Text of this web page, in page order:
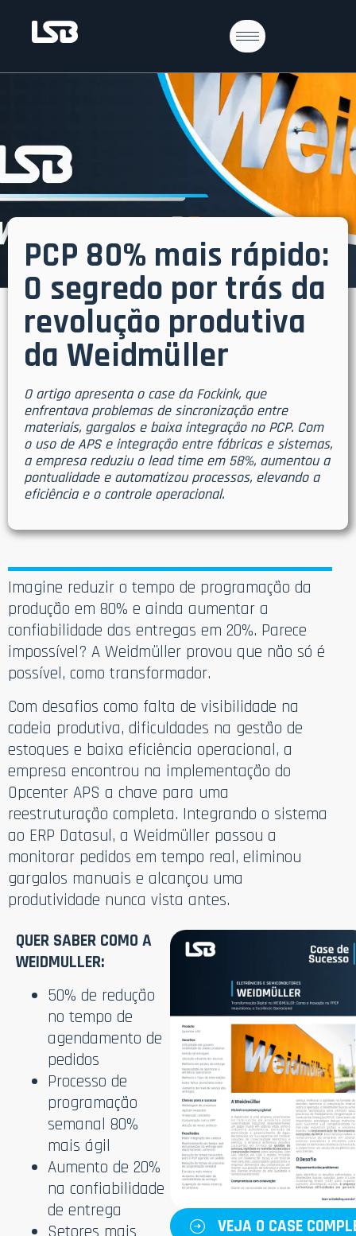
PCP 80% mais rápido:
O segredo por trás da
revolução produtiva
da Weidmüller
O artigo apresenta o case da Fockink, que
enfrentava problemas de sincronização entre
materiais, gargalos e baixa integração no PCP. Com
o uso de APS e integração entre fábricas e sistemas,
a empresa reduziu o lead time em 58%, aumentou a
pontualidade e automatizou processos, elevando a
eficiência e o controle operacional.
Imagine reduzir o tempo de programação da
produção em 80% e ainda aumentar a
confiabilidade das entregas em 20%. Parece
impossível? A Weidmüller provou que não só é
possível, como transformador.
Com desafios como falta de visibilidade na
cadeia produtiva, dificuldades na gestão de
estoques e baixa eficiência operacional, a
empresa encontrou na implementação do
Opcenter APS a chave para uma
reestruturação completa. Integrando o sistema
ao ERP Datasul, a Weidmüller passou a
monitorar pedidos em tempo real, eliminou
gargalos manuais e alcançou uma
produtividade nunca vista antes.
QUER SABER COMO A
WEIDMULLER:
50% de redução
no tempo de
agendamento de
pedidos
Processo de
programação
semanal 80%
mais ágil
Aumento de 20%
na confiabilidade
de entrega
Setores mais
VEJA O CASE